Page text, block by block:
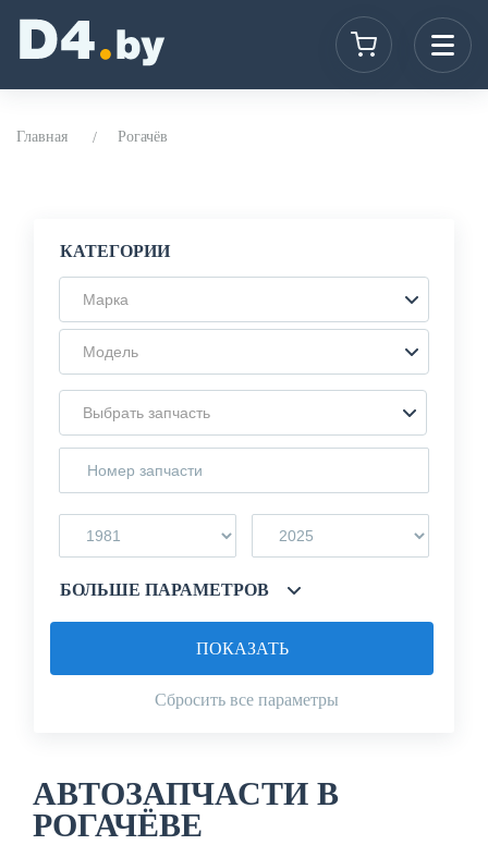
Главная Рогачёв
КАТЕГОРИИ
Марка
Модель
Выбрать запчасть
БОЛЬШЕ ПАРАМЕТРОВ
Сбросить все параметры
ПОКАЗАТЬ
АВТОЗАПЧАСТИ В
РОГАЧЁВЕ